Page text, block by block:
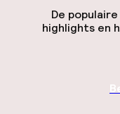
De
highlights en